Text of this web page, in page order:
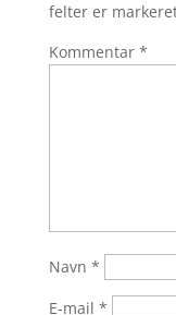
felter er
Kommentar *
Navn *
E-mail *